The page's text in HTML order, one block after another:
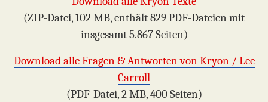
(ZIP-Datei, 102 MB, enthält 829 PDF-Dateien mit
insgesamt 5.867 Seiten)
Download alle Fragen & Antworten von Kryon / Lee
Carroll
(PDF-Datei, 2 MB, 400 Seiten)